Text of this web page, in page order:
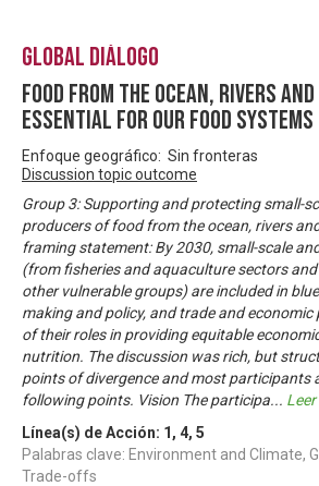
Global Diálogo
Food from the ocean, rivers
essential for our food systems
Enfoque geográfico: Sin fronteras
Discussion topic outcome
Group 3: Supporting and protecting small-
producers of food from the ocean, rivers
framing statement: By 2030, small-scale
(from fisheries and aquaculture sectors
other vulnerable groups) are included in
making and policy, and trade and
of their roles in providing equitable
nutrition. The discussion was rich, but
points of divergence and most participants
following points. Vision The participa...
Línea(s) de Acción: 1 , 4, 5
Palabras clave: Environment and Climate,
Trade-offs